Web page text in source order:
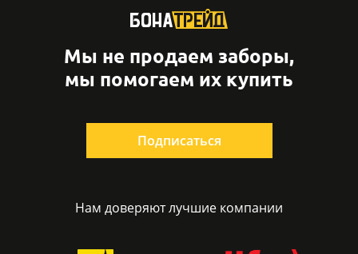
Мы не продаем заборы,
мы помогаем их купить
Подписаться
Нам доверяют лучшие компании